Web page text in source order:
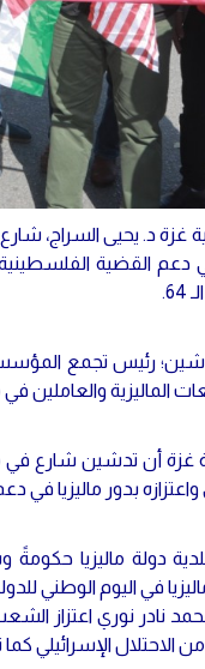
د. يحيى السراج،
دعم القضية
الماليزية
غزة أن تدشين شارع في
بدور ماليزيا
دولة ماليزيا
في اليوم الوطني
نادر نوري اعتزاز
الإسرائيلي كما